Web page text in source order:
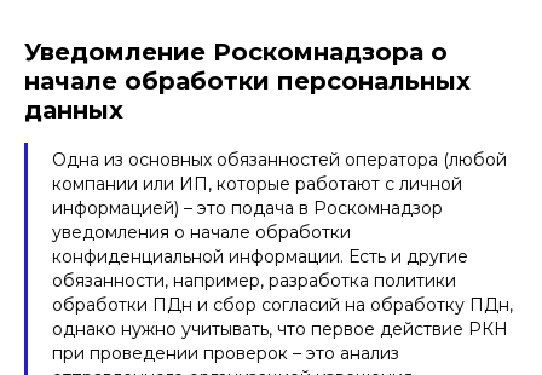
Уведомление Роскомнадзора о
начале обработки персональных
данных
Одна из основных обязанностей оператора (любой
компании или ИП, которые работают с личной
информацией) – это подача в Роскомнадзор
уведомления о начале обработки
конфиденциальной информации. Есть и другие
обязанности, например, разработка политики
обработки ПДн и сбор согласий на обработку ПДн,
однако нужно учитывать, что первое действие РКН
при проведении проверок – это анализ